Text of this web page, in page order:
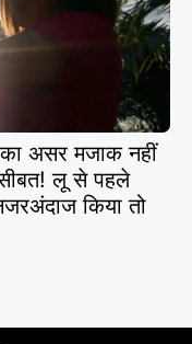
असर मजाक नहीं
लू से पहले
किया तो